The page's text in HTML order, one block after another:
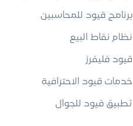
برنامج قيود للمحاسبين
نظام نقاط البيع
قيود فليفرز
خدمات قيود الاحترافية
تطبيق قيود للجوال